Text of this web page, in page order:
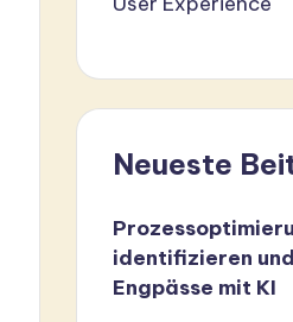
Neueste
identifizieren
Engpässe mit KI